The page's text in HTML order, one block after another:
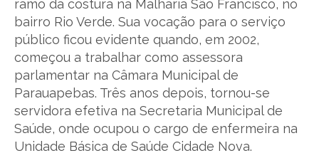
ramo da costura na Malharia São Francisco, no
bairro Rio Verde. Sua vocação para o serviço
público ficou evidente quando, em 2002,
começou a trabalhar como assessora
parlamentar na Câmara Municipal de
Parauapebas. Três anos depois, tornou-se
servidora efetiva na Secretaria Municipal de
Saúde, onde ocupou o cargo de enfermeira na
Unidade Básica de Saúde Cidade Nova.